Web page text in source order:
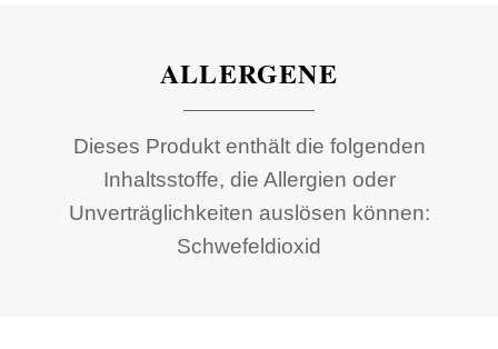
ALLERGENE
Dieses Produkt enthält die folgenden
Inhaltsstoffe, die Allergien oder
Unverträglichkeiten auslösen können:
Schwefeldioxid